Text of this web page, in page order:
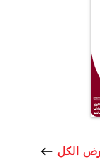
الكل west